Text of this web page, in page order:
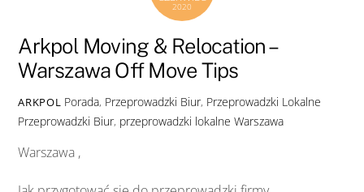
2020
Arkpol Moving & Relocation –
Warszawa Off Move Tips
ARKPOL Porada, Przeprowadzki Biur, Przeprowadzki Lokalne
Przeprowadzki Biur, przeprowadzki lokalne Warszawa
Warszawa ,